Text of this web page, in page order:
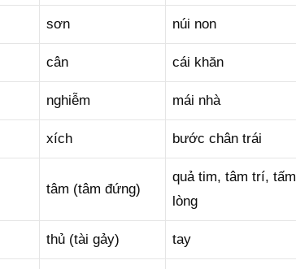
sơn núi non
cân cái khăn
nghiễm mái nhà
xích bước chân trái
tâm (tâm đứng)
quả tim, tâm trí, tấm
lòng
thủ (tài gảy) tay